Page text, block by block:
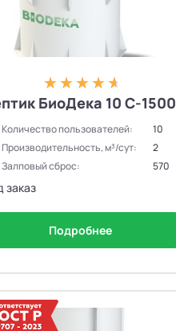
БиоДека 10 С-1500
Количество пользователей:
10
Производительность, м³/сут:
2
Залповый сброс:
570
заказ
Подробнее